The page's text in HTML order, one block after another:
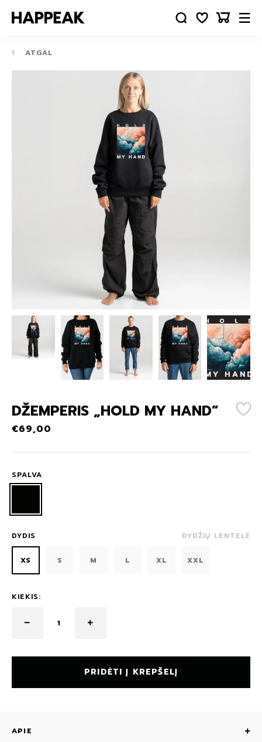
ATGAL
DŽEMPERIS „HOLD MY HAND”
€69,00
SPALVA
DYDIS DYDŽIŲ LENTELĖ
XS S M L XL XXL
KIEKIS:
PRIDĖTI Į KREPŠELĮ
APIE